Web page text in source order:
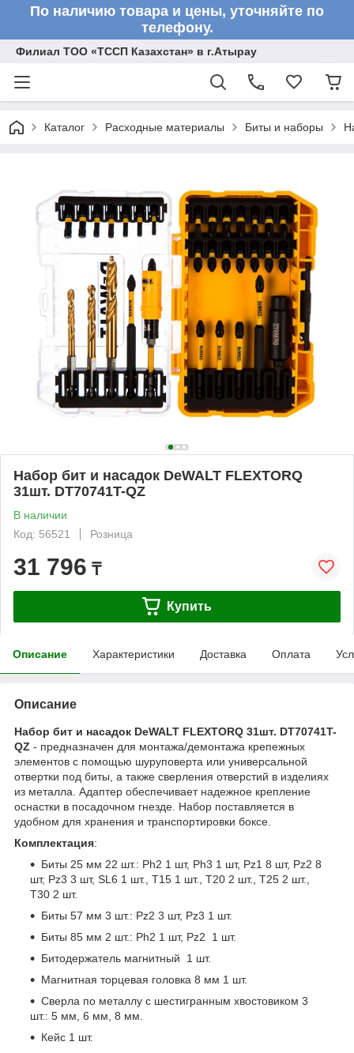
По наличию товара и цены, уточняйте по
телефону.
Филиал ТОО «ТССП Казахстан» в г.Атырау
Каталог Расходные материалы Биты и наборы
Набор бит и насадок DeWALT FLEXTORQ
31шт. DT70741T-QZ
В наличии
Код: 56521
Розница
31 796 ₸
Купить
Описание Характеристики Доставка Оплата
Описание
Набор бит и насадок DeWALT FLEXTORQ 31шт. DT70741T-
QZ - предназначен для монтажа/демонтажа крепежных
элементов с помощью шуруповерта или универсальной
отвертки под биты, а также сверления отверстий в изделиях
из металла. Адаптер обеспечивает надежное крепление
оснастки в посадочном гнезде. Набор поставляется в
удобном для хранения и транспортировки боксе.
Комплектация:
Биты 25 мм 22 шт.: Ph2 1 шт, Ph3 1 шт, Pz1 8 шт, Pz2 8
шт, Pz3 3 шт, SL6 1 шт., T15 1 шт., T20 2 шт., Т25 2 шт.,
Т30 2 шт.
Биты 57 мм 3 шт.: Pz2 3 шт, Pz3 1 шт.
Биты 85 мм 2 шт.: Ph2 1 шт, Pz2 1 шт.
Битодержатель магнитный 1 шт.
Магнитная торцевая головка 8 мм 1 шт.
Сверла по металлу с шестигранным хвостовиком 3
шт.: 5 мм, 6 мм, 8 мм.
Кейс 1 шт.